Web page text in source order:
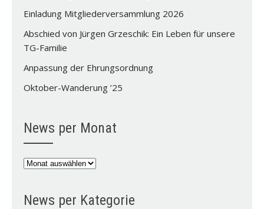
Einladung Mitgliederversammlung 2026
Abschied von Jürgen Grzeschik: Ein Leben für unsere
TG-Familie
Anpassung der Ehrungsordnung
Oktober-Wanderung ’25
News per Monat
News
News per Kategorie